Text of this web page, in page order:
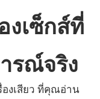
งเซ็กส์ที่
รณ์จริง
องเสียว ที่คุณอ่าน